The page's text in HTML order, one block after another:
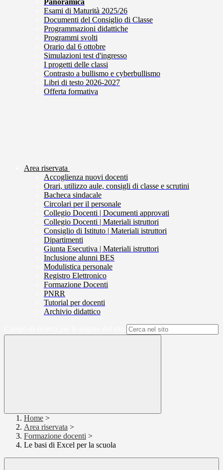
Panoramica
Esami di Maturità 2025/26
Documenti del Consiglio di Classe
Programmazioni didattiche
Programmi svolti
Orario dal 6 ottobre
Simulazioni test d'ingresso
I progetti delle classi
Contrasto a bullismo e cyberbullismo
Libri di testo 2026-2027
Offerta formativa
Area riservata
Accoglienza nuovi docenti
Orari, utilizzo aule, consigli di classe e scrutini
Bacheca sindacale
Circolari per il personale
Collegio Docenti | Documenti approvati
Collegio Docenti | Materiali istruttori
Consiglio di Istituto | Materiali istruttori
Dipartimenti
Giunta Esecutiva | Materiali istruttori
Inclusione alunni BES
Modulistica personale
Registro Elettronico
Formazione Docenti
PNRR
Tutorial per docenti
Archivio didattico
Home >
Area riservata >
Formazione docenti >
Le basi di Excel per la scuola